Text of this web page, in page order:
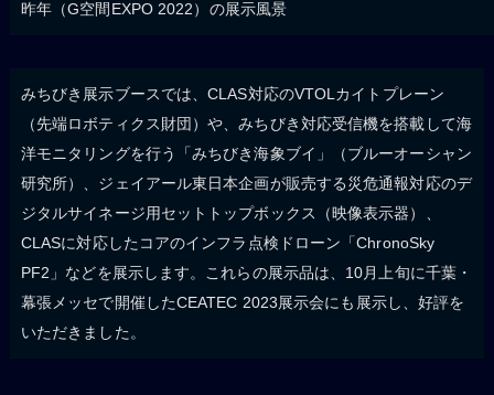
昨年（G空間EXPO 2022）の展示風景
みちびき展示ブースでは、CLAS対応のVTOLカイトプレーン
（先端ロボティクス財団）や、みちびき対応受信機を搭載して海
洋モニタリングを行う「みちびき海象ブイ」（ブルーオーシャン
研究所）、ジェイアール東日本企画が販売する災危通報対応のデ
ジタルサイネージ用セットトップボックス（映像表示器）、
CLASに対応したコアのインフラ点検ドローン「ChronoSky
PF2」などを展示します。これらの展示品は、10月上旬に千葉・
幕張メッセで開催したCEATEC 2023展示会にも展示し、好評を
いただきました。